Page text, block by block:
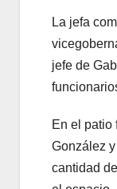
La jefa
jefe de
En el patio
González
cantidad